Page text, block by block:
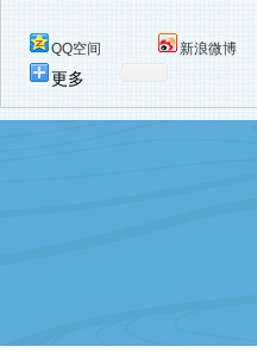
QQ空间 新浪微博
更多